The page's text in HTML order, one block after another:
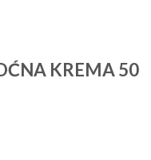
KREMA 50